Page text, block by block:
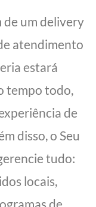
de um delivery
atendimento
estará
tempo todo,
de
disso, o Seu
tudo:
locais,
de